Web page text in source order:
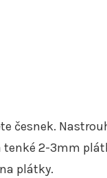
česnek.
tenké 2-3mm
plátky.